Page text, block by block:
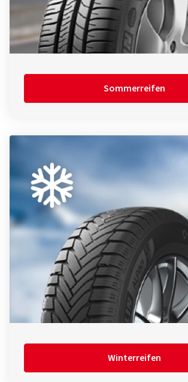
Sommerreifen
Winterreifen